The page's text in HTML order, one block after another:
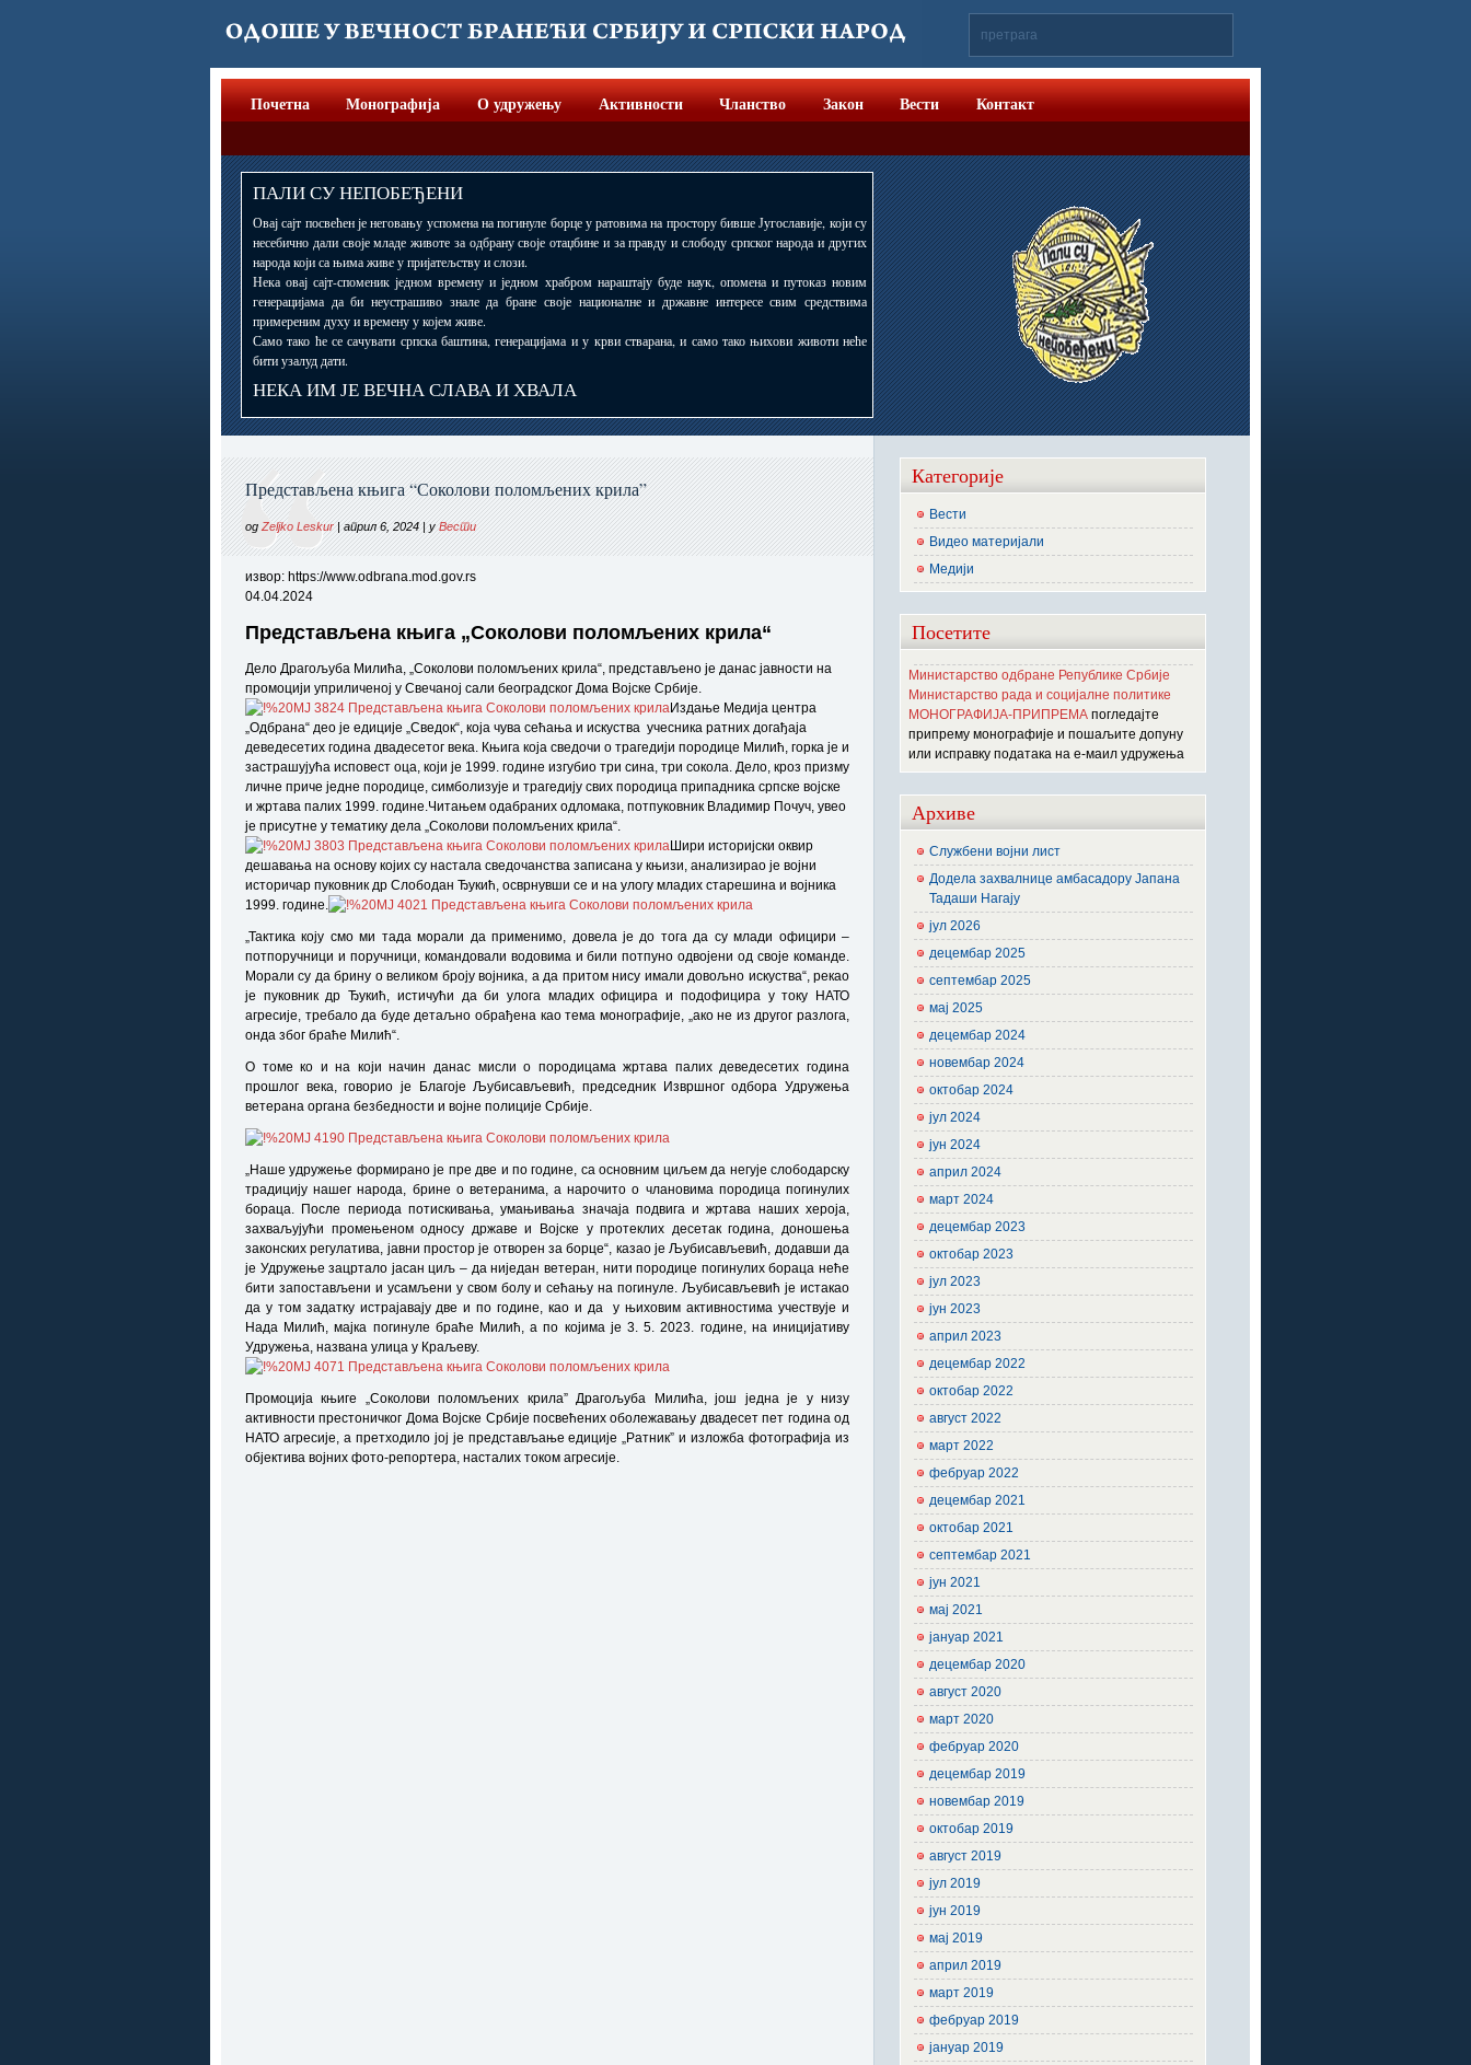
Почетна Монографија О удружењу Активности Чланство Закон Вести Контакт
ПАЛИ СУ НЕПОБЕЂЕНИ
Овај сајт посвећен је неговању успомена на погинуле борце у ратовима на простору бивше Југославије, који су
несебично дали своје младе животе за одбрану своје отаџбине и за правду и слободу српског народа и других
народа који са њима живе у пријатељству и слози.
Нека овај сајт-споменик једном времену и једном храбром нараштају буде наук, опомена и путоказ новим
генерацијама да би неустрашиво знале да бране своје националне и државне интересе свим средствима
примереним духу и времену у којем живе.
Само тако ће се сачувати српска баштина, генерацијама и у крви стварана, и само тако њихови животи неће
бити узалуд дати.
НЕКА ИМ ЈЕ ВЕЧНА СЛАВА И ХВАЛА
Представљена књига “Соколови поломљених крила”
од Zeljko Leskur| април 6, 2024 | уВести
извор: https://www.odbrana.mod.gov.rs
04.04.2024
Представљена књига „Соколови поломљених крила“
Дело Драгољуба Милића, „Соколови поломљених крила“, представљено је данас јавности на
промоцији уприличеној у Свечаној сали београдског Дома Војске Србије.
Издање Медија центра
„Одбрана“ део је едиције „Сведок“, која чува сећања и искуства учесника ратних догађаја
деведесетих година двадесетог века. Књига која сведочи о трагедији породице Милић, горка је и
застрашујућа исповест оца, који је 1999. године изгубио три сина, три сокола. Дело, кроз призму
личне приче једне породице, симболизује и трагедију свих породица припадника српске војске
и жртава палих 1999. године.Читањем одабраних одломака, потпуковник Владимир Почуч, увео
је присутне у тематику дела „Соколови поломљених крила“.
Шири историјски оквир
дешавања на основу којих су настала сведочанства записана у књизи, анализирао је војни
историчар пуковник др Слободан Ђукић, осврнувши се и на улогу младих старешина и војника
1999. године.
„Тактика коју смо ми тада морали да применимо, довела је до тога да су млади официри –
потпоручници и поручници, командовали водовима и били потпуно одвојени од своје команде.
Морали су да брину о великом броју војника, а да притом нису имали довољно искуства“, рекао
је пуковник др Ђукић, истичући да би улога младих официра и подофицира у току НАТО
агресије, требало да буде детаљно обрађена као тема монографије, „ако не из другог разлога,
онда због браће Милић“.
О томе ко и на који начин данас мисли о породицама жртава палих деведесетих година
прошлог века, говорио је Благоје Љубисављевић, председник Извршног одбора Удружења
ветерана органа безбедности и војне полиције Србије.
„Наше удружење формирано је пре две и по године, са основним циљем да негује слободарску
традицију нашег народа, брине о ветеранима, а нарочито о члановима породица погинулих
бораца. После периода потискивања, умањивања значаја подвига и жртава наших хероја,
захваљујући промењеном односу државе и Војске у протеклих десетак година, доношења
законских регулатива, јавни простор је отворен за борце“, казао је Љубисављевић, додавши да
је Удружење зацртало јасан циљ – да ниједан ветеран, нити породице погинулих бораца неће
бити запостављени и усамљени у свом болу и сећању на погинуле. Љубисављевић је истакао
да у том задатку истрајавају две и по године, као и да у њиховим активностима учествује и
Нада Милић, мајка погинуле браће Милић, а по којима је 3. 5. 2023. године, на иницијативу
Удружења, названа улица у Краљеву.
Промоција књиге „Соколови поломљених крила” Драгољуба Милића, још једна је у низу
активности престоничког Дома Војске Србије посвећених оболежавању двадесет пет година од
НАТО агресије, а претходило јој је представљање едиције „Ратник” и изложба фотографија из
објектива војних фото-репортера, насталих током агресије.
Категорије
Вести
Видео материјали
Медији
Посетите
Министарство одбране Републике Србије
Министарство рада и социјалне политике
МОНОГРАФИЈА-ПРИПРЕМА погледајте
припрему монографије и пошаљите допуну
или исправку података на е-маил удружења
Архиве
Службени војни лист
Додела захвалнице амбасадору Јапана
Тадаши Нагају
јул 2026
децембар 2025
септембар 2025
мај 2025
децембар 2024
новембар 2024
октобар 2024
јул 2024
јун 2024
април 2024
март 2024
децембар 2023
октобар 2023
јул 2023
јун 2023
април 2023
децембар 2022
октобар 2022
август 2022
март 2022
фебруар 2022
децембар 2021
октобар 2021
септембар 2021
јун 2021
мај 2021
јануар 2021
децембар 2020
август 2020
март 2020
фебруар 2020
децембар 2019
новембар 2019
октобар 2019
август 2019
јул 2019
јун 2019
мај 2019
април 2019
март 2019
фебруар 2019
јануар 2019